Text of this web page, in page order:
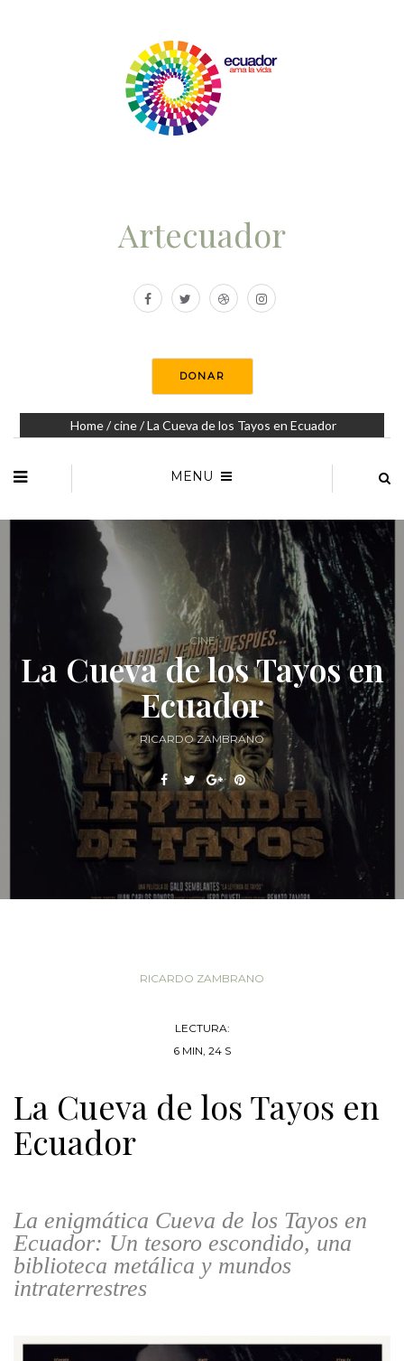
Artecuador
DONAR
Home/cine/ La Cueva de los Tayos en Ecuador
MENU
CINE
La Cueva de los Tayos en
Ecuador
RICARDO ZAMBRANO
RICARDO ZAMBRANO
LECTURA:
6 MIN, 24 S
La Cueva de los Tayos en
Ecuador
La enigmática Cueva de los Tayos en
Ecuador: Un tesoro escondido, una
biblioteca metálica y mundos
intraterrestres